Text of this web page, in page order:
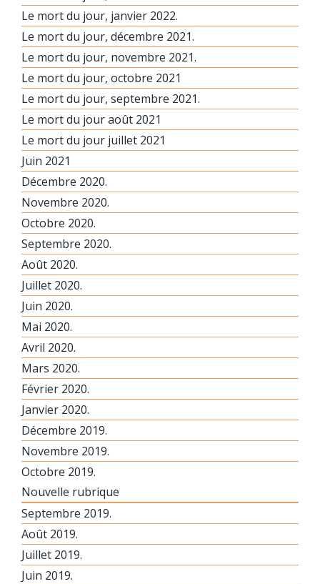
Le mort du jour, janvier 2022.
Le mort du jour, décembre 2021.
Le mort du jour, novembre 2021.
Le mort du jour, octobre 2021
Le mort du jour, septembre 2021.
Le mort du jour août 2021
Le mort du jour juillet 2021
Juin 2021
Décembre 2020.
Novembre 2020.
Octobre 2020.
Septembre 2020.
Août 2020.
Juillet 2020.
Juin 2020.
Mai 2020.
Avril 2020.
Mars 2020.
Février 2020.
Janvier 2020.
Décembre 2019.
Novembre 2019.
Octobre 2019.
Nouvelle rubrique
Septembre 2019.
Août 2019.
Juillet 2019.
Juin 2019.